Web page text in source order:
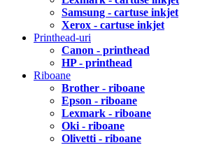
Samsung - cartuse inkjet
Xerox - cartuse inkjet
Printhead-uri
Canon - printhead
HP - printhead
Riboane
Brother - riboane
Epson - riboane
Lexmark - riboane
Oki - riboane
Olivetti - riboane